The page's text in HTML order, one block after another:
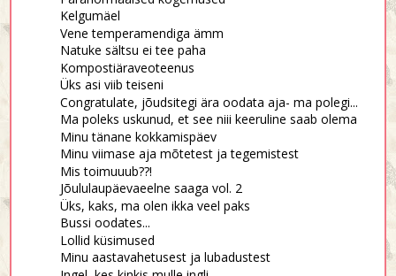
Kelgumäel
Vene temperamendiga ämm
Natuke sältsu ei tee paha
Kompostiäraveoteenus
Üks asi viib teiseni
Congratulate, jõudsitegi ära oodata aja- ma polegi...
Ma poleks uskunud, et see niii keeruline saab olema
Minu tänane kokkamispäev
Minu viimase aja mõtetest ja tegemistest
Mis toimuuub??!
Jõululaupäevaeelne saaga vol. 2
Üks, kaks, ma olen ikka veel paks
Bussi oodates...
Lollid küsimused
Minu aastavahetusest ja lubadustest